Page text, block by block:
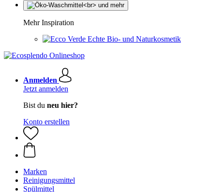
Mehr Inspiration
Echte Bio- und Naturkosmetik
Anmelden
Jetzt anmelden
Bist du neu hier?
Konto erstellen
Marken
Reinigungsmittel
Spülmittel